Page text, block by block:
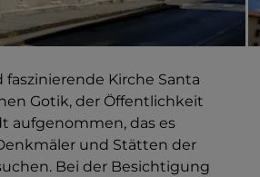
Kirche Santa
Gotik, der Öffentlichkeit
aufgenommen, das es
und Stätten der
Bei der Besichtigung